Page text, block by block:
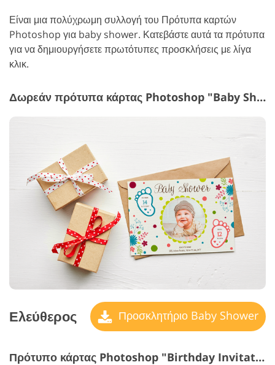
Είναι μια πολύχρωμη συλλογή του Πρότυπα καρτών
Photoshop για baby shower. Κατεβάστε αυτά τα πρότυπα
για να δημιουργήσετε πρωτότυπες προσκλήσεις με λίγα
κλικ.
Δωρεάν πρότυπα κάρτας Photoshop "Baby Shower"
Ελεύθερος Προσκλητήριο Baby Shower
Πρότυπο κάρτας Photoshop "Birthday Invitation"